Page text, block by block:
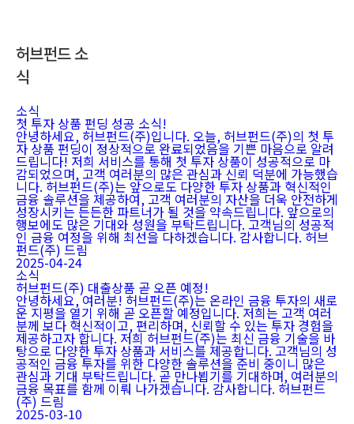
허브펀드 소
식
소식
첫 투자 상품 펀딩 성공 소식!
안녕하세요, 허브펀드(주)입니다. 오늘, 허브펀드(주)의 첫 투
자 상품 펀딩이 정상적으로 완료되었음을 기쁜 마음으로 알려
드립니다! 저희 서비스를 통해 첫 투자 상품이 성공적으로 마
감되었으며, 고객 여러분의 많은 관심과 신뢰 덕분에 가능했습
니다. 허브펀드(주)는 앞으로도 다양한 투자 상품과 혁신적인
금융 솔루션을 제공하여, 고객 여러분의 자산을 더욱 안전하게
성장시키는 든든한 파트너가 될 것을 약속드립니다. 앞으로의
행보에도 많은 기대와 성원을 부탁드립니다. 고객님의 성공적
인 금융 여정을 위해 최선을 다하겠습니다. 감사합니다. 허브
펀드(주) 드림
2025-04-24
소식
허브펀드(주) 대출상품 곧 오픈 예정!
안녕하세요, 여러분! 허브펀드(주)는 온라인 금융 투자의 새로
운 지평을 열기 위해 곧 오픈할 예정입니다. 저희는 고객 여러
분께 보다 혁신적이고, 편리하며, 신뢰할 수 있는 투자 경험을
제공하고자 합니다. 저희 허브펀드(주)는 최신 금융 기술을 바
탕으로 다양한 투자 상품과 서비스를 제공합니다. 고객님의 성
공적인 금융 투자를 위한 다양한 솔루션을 준비 중이니 많은
관심과 기대 부탁드립니다. 곧 만나뵙기를 기대하며, 여러분의
금융 목표를 함께 이뤄 나가겠습니다. 감사합니다. 허브펀드
(주) 드림
2025-03-10